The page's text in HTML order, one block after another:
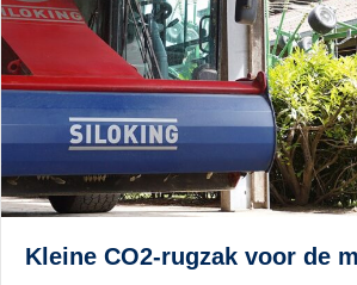
Kleine CO2-rugzak voor de